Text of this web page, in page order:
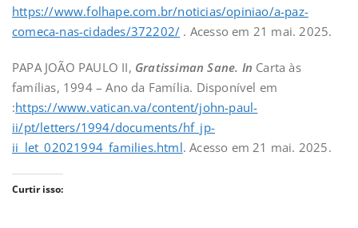
https://www.folhape.com.br/noticias/opiniao/a-paz-
comeca-nas-cidades/372202/ . Acesso em 21 mai. 2025.
PAPA JOÃO PAULO II, Gratissiman Sane. In Carta às
famílias, 1994 – Ano da Família. Disponível em
:https://www.vatican.va/content/john-paul-
ii/pt/letters/1994/documents/hf_jp-
ii_let_02021994_families.html. Acesso em 21 mai. 2025.
Curtir isso: